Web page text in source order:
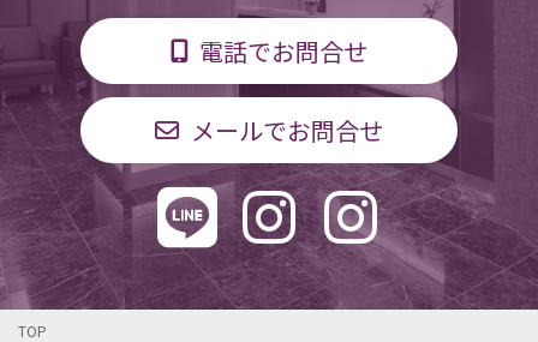
電話でお問合せ
メールでお問合せ
TOP